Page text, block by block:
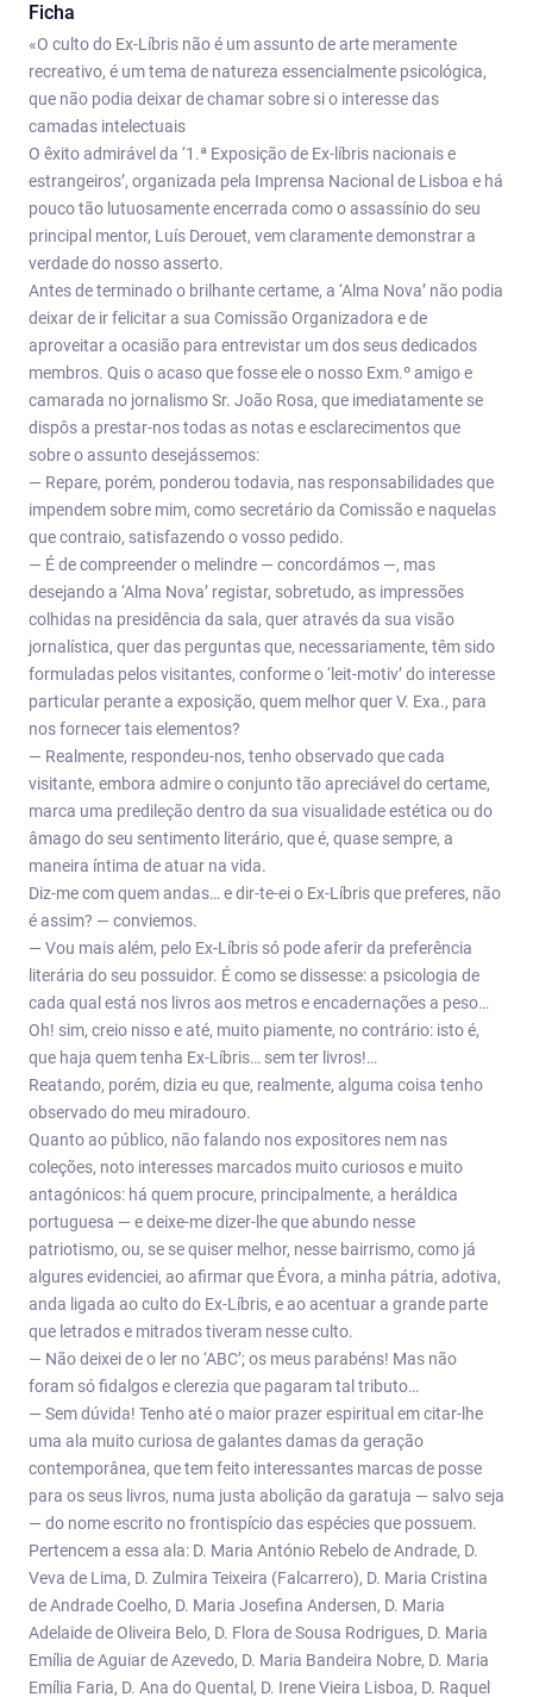
Ficha
«O culto do Ex-Líbris não é um assunto de arte meramente
recreativo, é um tema de natureza essencialmente psicológica,
que não podia deixar de chamar sobre si o interesse das
camadas intelectuais
O êxito admirável da ‘1.ª Exposição de Ex-líbris nacionais e
estrangeiros’, organizada pela Imprensa Nacional de Lisboa e há
pouco tão lutuosamente encerrada como o assassínio do seu
principal mentor, Luís Derouet, vem claramente demonstrar a
verdade do nosso asserto.
Antes de terminado o brilhante certame, a ‘Alma Nova’ não podia
deixar de ir felicitar a sua Comissão Organizadora e de
aproveitar a ocasião para entrevistar um dos seus dedicados
membros. Quis o acaso que fosse ele o nosso Exm.º amigo e
camarada no jornalismo Sr. João Rosa, que imediatamente se
dispôs a prestar-nos todas as notas e esclarecimentos que
sobre o assunto desejássemos:
— Repare, porém, ponderou todavia, nas responsabilidades que
impendem sobre mim, como secretário da Comissão e naquelas
que contraio, satisfazendo o vosso pedido.
— É de compreender o melindre — concordámos —, mas
desejando a ‘Alma Nova’ registar, sobretudo, as impressões
colhidas na presidência da sala, quer através da sua visão
jornalística, quer das perguntas que, necessariamente, têm sido
formuladas pelos visitantes, conforme o ‘leit-motiv’ do interesse
particular perante a exposição, quem melhor quer V. Exa., para
nos fornecer tais elementos?
— Realmente, respondeu-nos, tenho observado que cada
visitante, embora admire o conjunto tão apreciável do certame,
marca uma predileção dentro da sua visualidade estética ou do
âmago do seu sentimento literário, que é, quase sempre, a
maneira íntima de atuar na vida.
Diz-me com quem andas… e dir-te-ei o Ex-Líbris que preferes, não
é assim? — conviemos.
— Vou mais além, pelo Ex-Líbris só pode aferir da preferência
literária do seu possuidor. É como se dissesse: a psicologia de
cada qual está nos livros aos metros e encadernações a peso…
Oh! sim, creio nisso e até, muito piamente, no contrário: isto é,
que haja quem tenha Ex-Líbris… sem ter livros!…
Reatando, porém, dizia eu que, realmente, alguma coisa tenho
observado do meu miradouro.
Quanto ao público, não falando nos expositores nem nas
coleções, noto interesses marcados muito curiosos e muito
antagónicos: há quem procure, principalmente, a heráldica
portuguesa — e deixe-me dizer-lhe que abundo nesse
patriotismo, ou, se se quiser melhor, nesse bairrismo, como já
algures evidenciei, ao afirmar que Évora, a minha pátria, adotiva,
anda ligada ao culto do Ex-Líbris, e ao acentuar a grande parte
que letrados e mitrados tiveram nesse culto.
— Não deixei de o ler no ‘ABC’; os meus parabéns! Mas não
foram só fidalgos e clerezia que pagaram tal tributo…
— Sem dúvida! Tenho até o maior prazer espiritual em citar-lhe
uma ala muito curiosa de galantes damas da geração
contemporânea, que tem feito interessantes marcas de posse
para os seus livros, numa justa abolição da garatuja — salvo seja
— do nome escrito no frontispício das espécies que possuem.
Pertencem a essa ala: D. Maria António Rebelo de Andrade, D.
Veva de Lima, D. Zulmira Teixeira (Falcarrero), D. Maria Cristina
de Andrade Coelho, D. Maria Josefina Andersen, D. Maria
Adelaide de Oliveira Belo, D. Flora de Sousa Rodrigues, D. Maria
Emília de Aguiar de Azevedo, D. Maria Bandeira Nobre, D. Maria
Emília Faria, D. Ana do Quental, D. Irene Vieira Lisboa, D. Raquel